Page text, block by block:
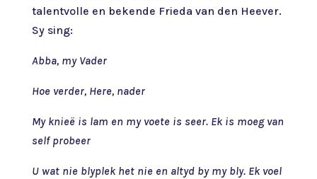
talentvolle en bekende Frieda van den Heever.
Sy sing:
Abba, my Vader
Hoe verder, Here, nader
My knieë is lam en my voete is seer. Ek is moeg van
self probeer
U wat nie blyplek het nie en altyd by my bly. Ek voel